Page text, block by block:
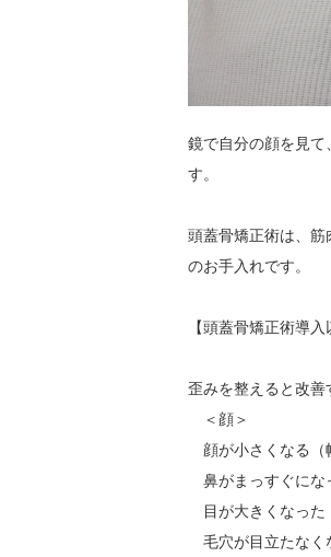
鏡で自分の顔を見
す。
頭蓋骨矯正術は、
のお手入れです。
【頭蓋骨矯正術導
歪みを整えると改善
＜顔＞
顔が小さくなる（
鼻がまっすぐにな
目が大きくなった
毛穴が目立たなく